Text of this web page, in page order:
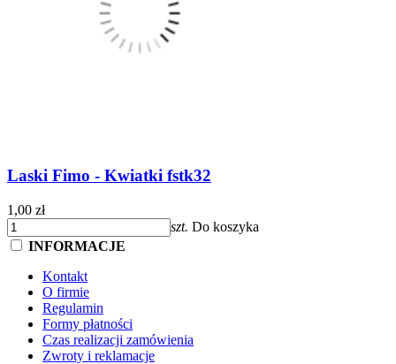
Laski Fimo - Kwiatki fstk32
1,00 zł
szt. Do koszyka
INFORMACJE
Kontakt
O firmie
Regulamin
Formy płatności
Czas realizacji zamówienia
Zwroty i reklamacje